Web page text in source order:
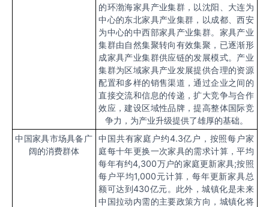
的环渤海家具产业集群，以沈阳、大连为
中心的东北家具产业集群，以成都、西安
为中心的中西部家具产业集群。家具产业
集群由自然集聚转向有效集聚，已逐渐形
成家具产业集群供应链的发展模式。产业
集群为区域家具产业发展提供合理的资源
配置和多样的销售渠道，通过企业之间的
直接交流和信息的传递，扩大竞争与合作
效应，建设区域性品牌，提高整体国际竞
争力，为产业升级提供了雄厚的基础。
中国家具市场具备广
阔的消费群体
中国共有家庭户约4.3亿户，按照每户家
庭每十年更换一次家具的需求计算，平均
每年有约4,300万户的家庭更新家具;按照
每户平均1,000元计算，每年更新家具总
额可达到430亿元。此外，城镇化是未来
中国拉动内需的主要政策方向，城镇化将